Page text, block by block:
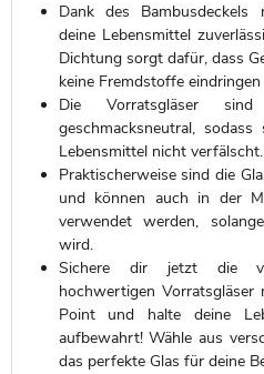
Dank des Bambusdeckels
deine Lebensmittel
Dichtung sorgt dafür, dass
keine Fremdstoffe
Die Vorratsgläser
geschmacksneutral,
Lebensmittel nicht verfälscht.
Praktischerweise sind die
und können auch in der
verwendet werden,
wird.
Sichere dir jetzt die
hochwertigen Vorratsgläser
Point und halte deine
aufbewahrt! Wähle aus
das perfekte Glas für deine